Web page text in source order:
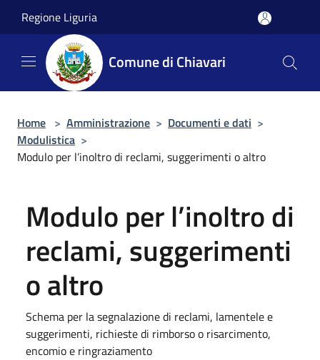
Regione Liguria
Comune di Chiavari
Home > Amministrazione > Documenti e dati >
Modulistica >
Modulo per l’inoltro di reclami, suggerimenti o altro
Modulo per l’inoltro di
reclami, suggerimenti
o altro
Schema per la segnalazione di reclami, lamentele e
suggerimenti, richieste di rimborso o risarcimento,
encomio e ringraziamento